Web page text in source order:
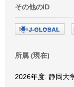
その他のID
所属 (現在)
2026年度: 静岡大